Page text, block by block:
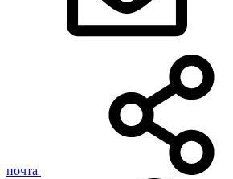
почта